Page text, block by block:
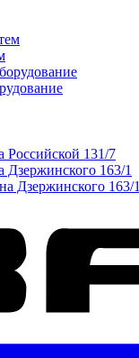
Российской 131/7
Дзержинского 163/1
Дзержинского 163/1